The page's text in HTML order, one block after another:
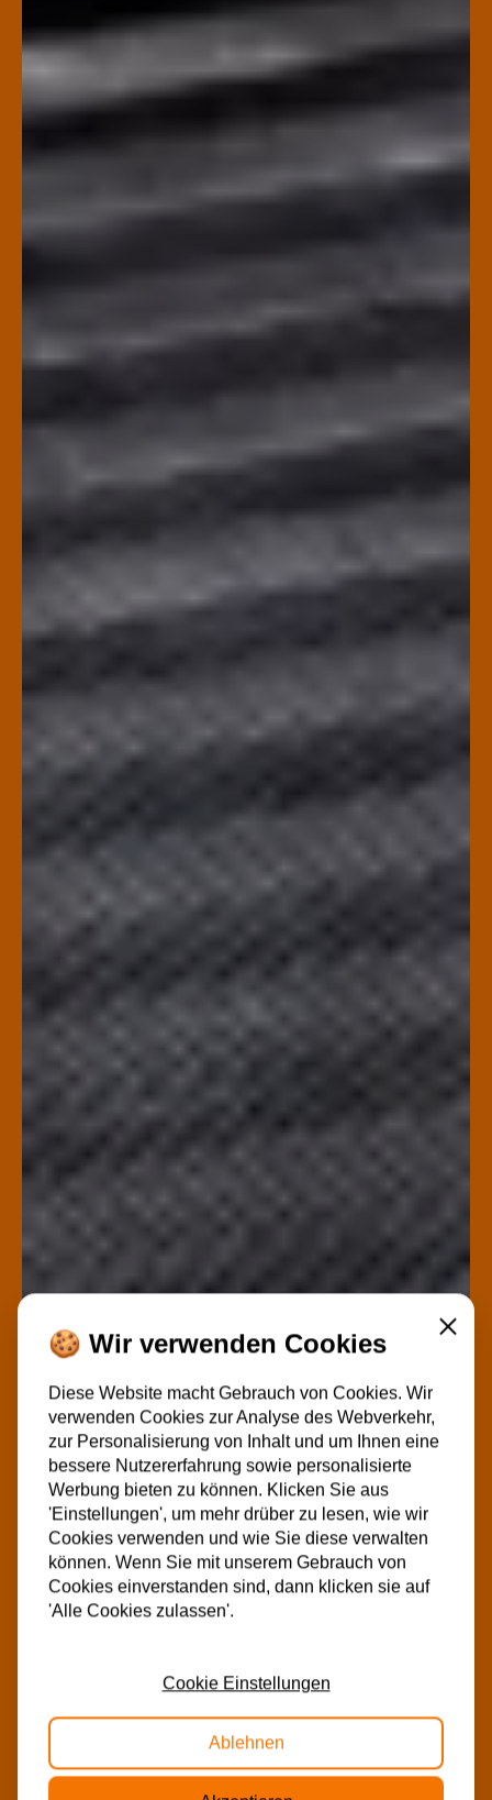
🍪 Wir verwenden Cookies
Diese Website macht Gebrauch von Cookies. Wir
verwenden Cookies zur Analyse des Webverkehr,
zur Personalisierung von Inhalt und um Ihnen eine
bessere Nutzererfahrung sowie personalisierte
Werbung bieten zu können. Klicken Sie aus
'Einstellungen', um mehr drüber zu lesen, wie wir
Cookies verwenden und wie Sie diese verwalten
können. Wenn Sie mit unserem Gebrauch von
Cookies einverstanden sind, dann klicken sie auf
'Alle Cookies zulassen'.
Cookie Einstellungen
Ablehnen